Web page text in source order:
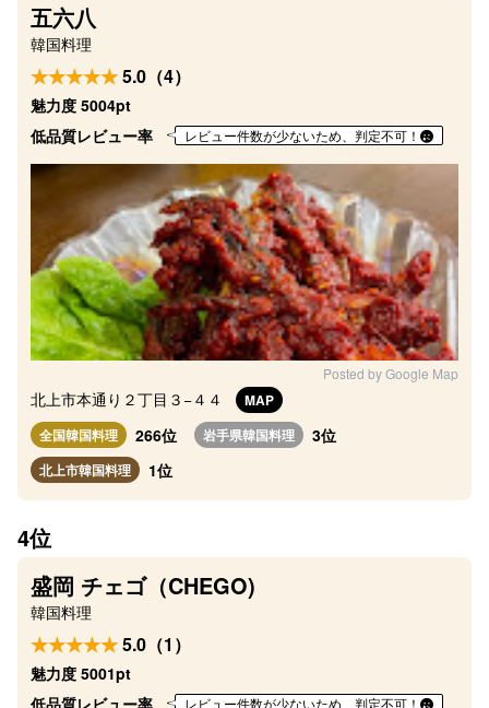
五六八
韓国料理
5.0（4）
魅力度 5004pt
低品質レビュー率
レビュー件数が少ないため、判定不可！
Posted by Google Map
北上市本通り２丁目３−４４
MAP
全国韓国料理
266位 岩手県韓国料理 3位
北上市韓国料理 1位
4位
盛岡 チェゴ（CHEGO)
韓国料理
5.0（1）
魅力度 5001pt
低品質レビュー率
レビュー件数が少ないため、判定不可！